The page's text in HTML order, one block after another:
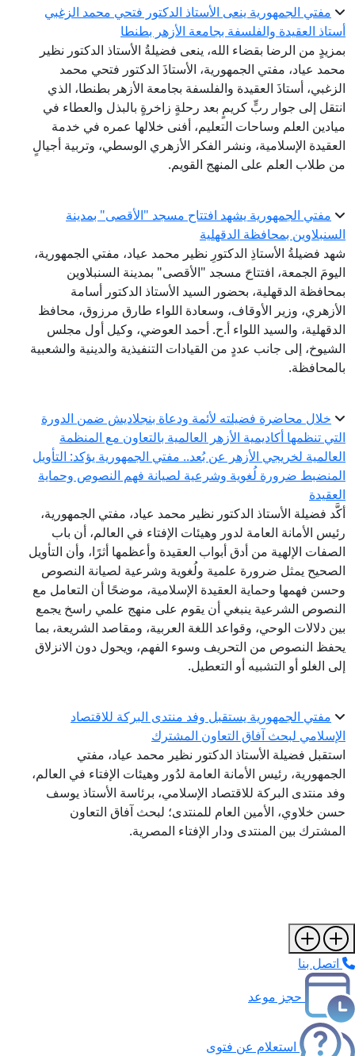
مفتي الجمهورية ينعى الأستاذ الدكتور فتحي محمد الزغبي
العقيدة والفلسفة بجامعة الأزهر بطنطا
من الرضا بقضاء الله، ينعى فضيلةُ الأستاذ الدكتور نظير
عياد، مفتي الجمهورية، الأستاذَ الدكتور فتحي محمد
أستاذَ العقيدة والفلسفة بجامعة الأزهر بطنطا، الذي
إلى جوار ربٍّ كريمٍ بعد رحلةٍ زاخرةٍ بالبذل والعطاء في
العلم وساحات التعليم، أفنى خلالها عمره في خدمة
الإسلامية، ونشر الفكر الأزهري الوسطي، وتربية أجيالٍ
طلاب العلم على المنهج القويم.
مفتي الجمهورية يشهد افتتاح مسجد "الأقصى" بمدينة
بمحافظة الدقهلية
فضيلةُ الأستاذِ الدكتورِ نظير محمد عياد، مفتي الجمهورية،
الجمعة، افتتاحَ مسجد "الأقصى" بمدينة السنبلاوين
الدقهلية، بحضور السيد الأستاذ الدكتور أسامة
وزير الأوقاف، وسعادة اللواء طارق مرزوق، محافظ
والسيد اللواء أ.ح. أحمد العوضي، وكيل أول مجلس
إلى جانب عددٍ من القيادات التنفيذية والدينية والشعبية
خلال محاضرة فضيلته لأئمة ودعاة بنجلاديش ضمن الدورة
تنظمها أكاديمية الأزهر العالمية بالتعاون مع المنظمة
لخريجي الأزهر عن بُعد.. مفتي الجمهورية يؤكد: التأويل
ضرورة لُغوية وشرعية لصيانة فهم النصوص وحماية
فضيلة الأستاذ الدكتور نظير محمد عياد، مفتي الجمهورية،
الأمانة العامة لدور وهيئات الإفتاء في العالم، أن باب
الإلهية من أدق أبواب العقيدة وأعظمها أثرًا، وأن التأويل
يمثل ضرورة علمية ولُغوية وشرعية لصيانة النصوص
فهمها وحماية العقيدة الإسلامية، موضحًا أن التعامل مع
الشرعية ينبغي أن يقوم على منهج علمي راسخ يجمع
دلالات الوحي، وقواعد اللغة العربية، ومقاصد الشريعة، بما
النصوص من التحريف وسوء الفهم، ويحول دون الانزلاق
الغلو أو التشبيه أو التعطيل.
مفتي الجمهورية يستقبل وفد منتدى البركة للاقتصاد
لبحث آفاق التعاون المشترك
فضيلة الأستاذ الدكتور نظير محمد عياد، مفتي
رئيس الأمانة العامة لدُور وهيئات الإفتاء في العالم،
منتدى البركة للاقتصاد الإسلامي، برئاسة الأستاذ يوسف
خلاوي، الأمين العام للمنتدى؛ لبحث آفاق التعاون
بين المنتدى ودار الإفتاء المصرية.
بنا
حجز موعد
استعلام عن فتوى